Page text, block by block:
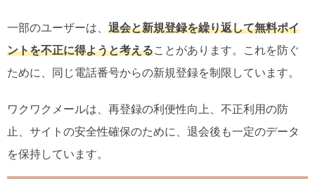
一部のユーザーは、 退会と新規登録を繰り返して無料ポイ
ントを不正に得ようと考えることがあります。これを防ぐ
ために、同じ電話番号からの新規登録を制限しています。
ワクワクメールは、再登録の利便性向上、不正利用の防
止、サイトの安全性確保のために、退会後も一定のデータ
を保持しています。